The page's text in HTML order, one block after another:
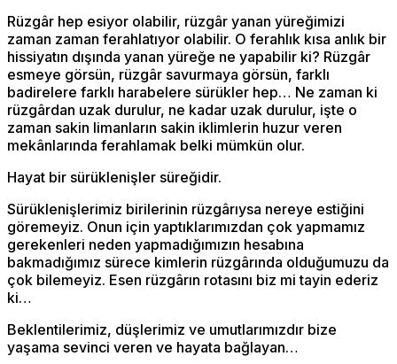
Rüzgâr hep esiyor olabilir, rüzgâr yanan yüreğimizi
zaman zaman ferahlatıyor olabilir. O ferahlık kısa anlık bir
hissiyatın dışında yanan yüreğe ne yapabilir ki? Rüzgâr
esmeye görsün, rüzgâr savurmaya görsün, farklı
badirelere farklı harabelere sürükler hep… Ne zaman ki
rüzgârdan uzak durulur, ne kadar uzak durulur, işte o
zaman sakin limanların sakin iklimlerin huzur veren
mekânlarında ferahlamak belki mümkün olur.
Hayat bir sürüklenişler süreğidir.
Sürüklenişlerimiz birilerinin rüzgârıysa nereye estiğini
göremeyiz. Onun için yaptıklarımızdan çok yapmamız
gerekenleri neden yapmadığımızın hesabına
bakmadığımız sürece kimlerin rüzgârında olduğumuzu da
çok bilemeyiz. Esen rüzgârın rotasını biz mi tayin ederiz
ki…
Beklentilerimiz, düşlerimiz ve umutlarımızdır bize
yaşama sevinci veren ve hayata bağlayan…